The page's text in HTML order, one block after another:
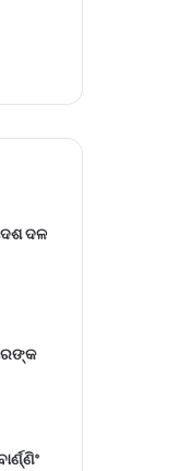
ଦଳ